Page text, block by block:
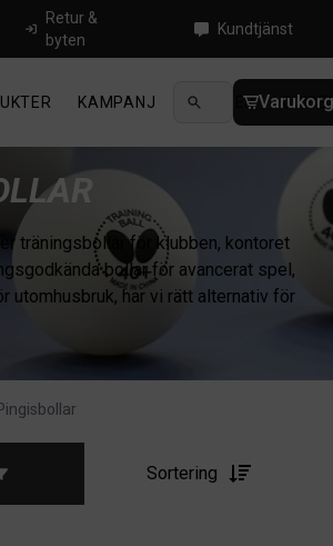
Retur &
byten
Kundtjänst
KAMPANJ NYHETER
träningsbollar för klubben, kontoret
bollar för avancerat spel,
utomhusbruk, har vi rätt alternativ för
Sortering